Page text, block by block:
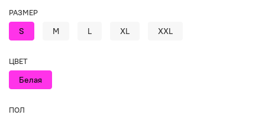
РАЗМЕР
S M L XL XXL
ЦВЕТ
Белая
ПОЛ